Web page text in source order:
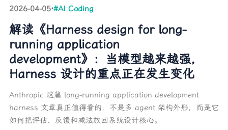
2026-04-05·#AI Coding
解读《Harness design for long-
running application
development》：当模型越来越强，
Harness 设计的重点正在发生变化
Anthropic 这篇 long-running application development
harness 文章真正值得看的，不是多 agent 架构外形，而是它
如何把评估、反馈和减法放回系统设计核心。